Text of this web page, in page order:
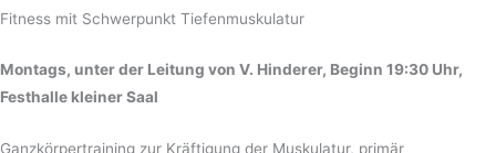
Fitness mit Schwerpunkt Tiefenmuskulatur
Montags, unter der Leitung von V. Hinderer, Beginn 19:30 Uhr,
Festhalle kleiner Saal
Ganzkörpertraining zur Kräftigung der Muskulatur, primär